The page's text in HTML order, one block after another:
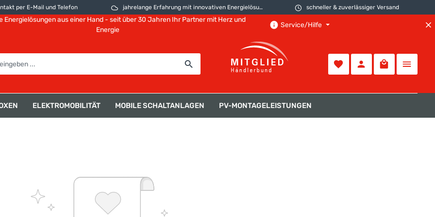
per E-Mail und Telefon jahrelange Erfahrung mit innovativen Energielösungen schneller & zuverlässiger Versand
Energielösungen aus einer Hand - seit über 30 Jahren Ihr Partner mit Herz und
Energie
Service/Hilfe
ELEKTROMOBILITÄT MOBILE SCHALTANLAGEN PV-MONTAGELEISTUNGEN